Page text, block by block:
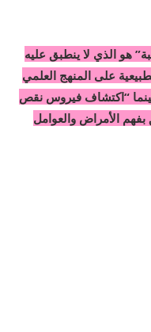
هو الذي لا ينطبق عليه
على المنهج العلمي
“اكتشاف فيروس نقص
الأمراض والعوامل